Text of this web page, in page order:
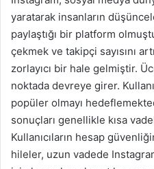
yaratarak insanların
paylaştığı bir platform
çekmek ve takipçi sayısını
zorlayıcı bir hale gelmiştir.
noktada devreye girer.
popüler olmayı
sonuçları genellikle kısa
Kullanıcıların hesap
hileler, uzun vadede